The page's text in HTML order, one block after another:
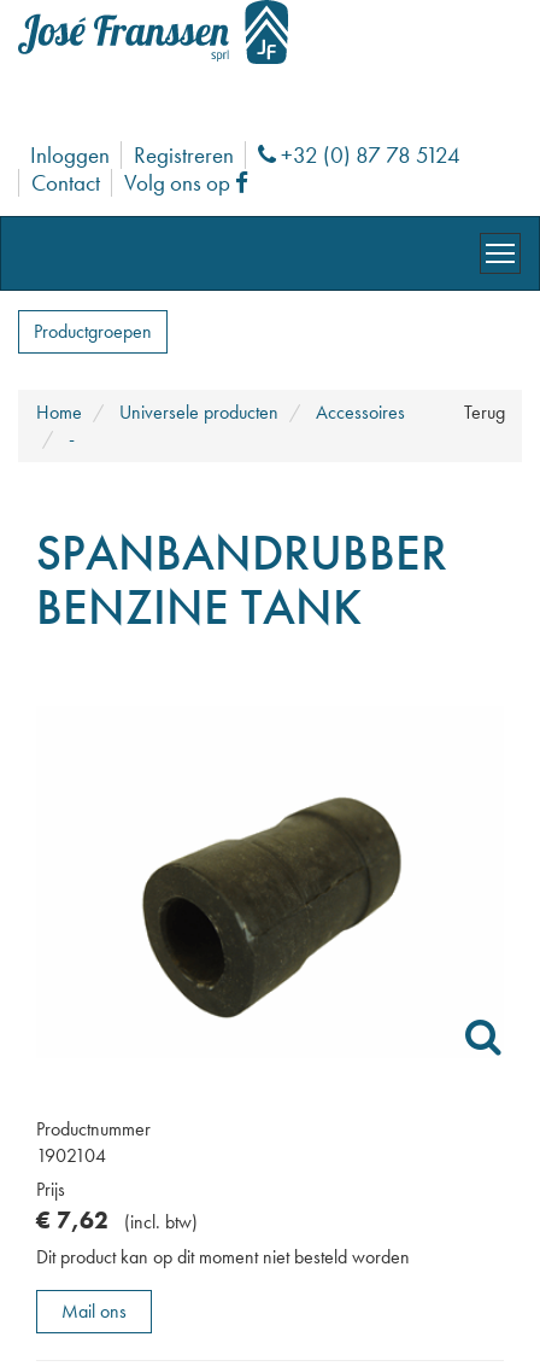
Inloggen Registreren Phone
+32 (0) 87 78 5124
Contact
Volg ons op Facebook
Productgroepen
Terug
Home Universele producten
Accessoires
-
SPANBANDRUBBER
BENZINE TANK
Productnummer
1902104
Prijs
€ 7,62 (incl. btw)
Dit product kan op dit moment niet besteld worden
Mail ons